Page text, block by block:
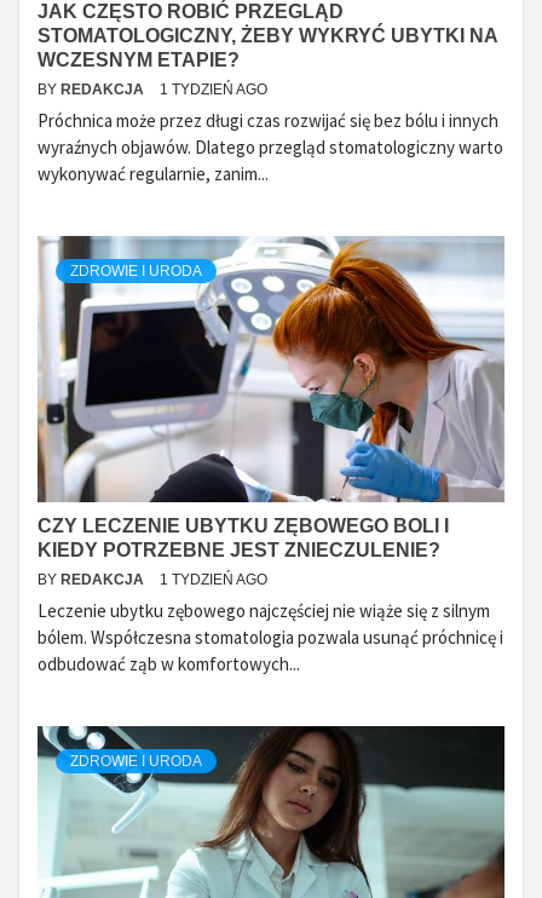
JAK CZĘSTO ROBIĆ PRZEGLĄD
STOMATOLOGICZNY, ŻEBY WYKRYĆ UBYTKI NA
WCZESNYM ETAPIE?
BY REDAKCJA 1 TYDZIEŃ AGO
Próchnica może przez długi czas rozwijać się bez bólu i innych
wyraźnych objawów. Dlatego przegląd stomatologiczny warto
wykonywać regularnie, zanim...
ZDROWIE I URODA
CZY LECZENIE UBYTKU ZĘBOWEGO BOLI I
KIEDY POTRZEBNE JEST ZNIECZULENIE?
BY REDAKCJA 1 TYDZIEŃ AGO
Leczenie ubytku zębowego najczęściej nie wiąże się z silnym
bólem. Współczesna stomatologia pozwala usunąć próchnicę i
odbudować ząb w komfortowych...
ZDROWIE I URODA